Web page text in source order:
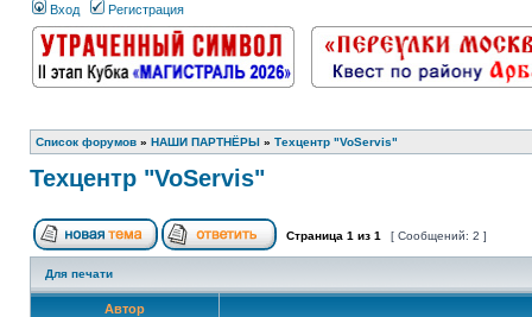
Вход Регистрация
Список форумов » НАШИ ПАРТНЁРЫ » Техцентр "VoServis"
Техцентр "VoServis"
Страница 1 из 1 [ Сообщений: 2 ]
Для печати
Автор